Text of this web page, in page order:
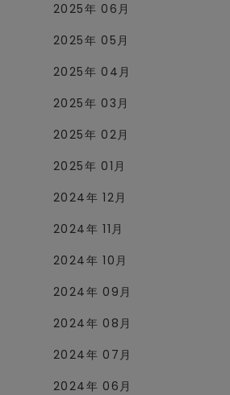
2025年 06月
2025年 05月
2025年 04月
2025年 03月
2025年 02月
2025年 01月
2024年 12月
2024年 11月
2024年 10月
2024年 09月
2024年 08月
2024年 07月
2024年 06月